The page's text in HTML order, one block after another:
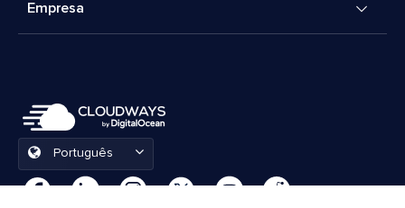
Empresa
Português